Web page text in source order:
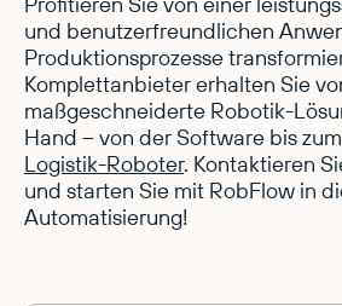
und benutzerfreundlichen
Produktionsprozesse
Komplettanbieter erhalten Sie
maßgeschneiderte Robotik-
Hand – von der Software bis
Logistik-Roboter. Kontaktieren
und starten Sie mit RobFlow in
Automatisierung!